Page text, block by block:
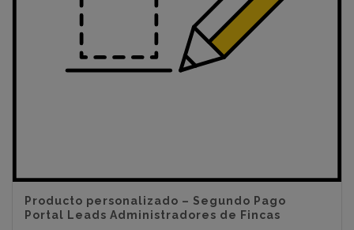
Producto personalizado – Segundo Pago
Portal Leads Administradores de Fincas